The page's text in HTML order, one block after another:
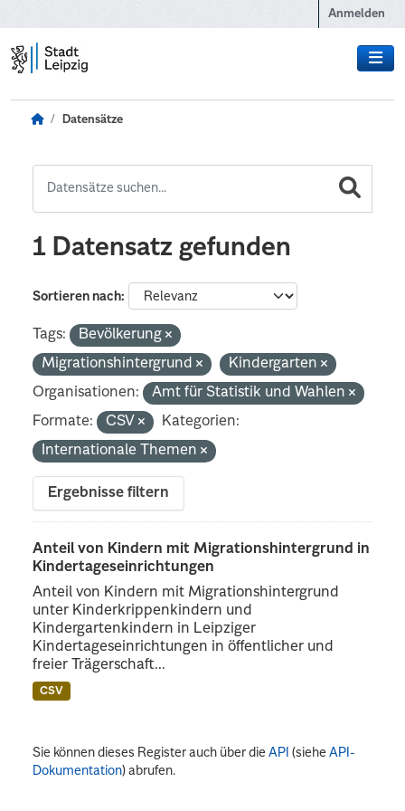
Anmelden
Datensätze
1 Datensatz gefunden
Sortieren nach
Tags:
Bevölkerung
Migrationshintergrund
Kindergarten
Organisationen:
Amt für Statistik und Wahlen
Formate:
CSV
Kategorien:
Internationale Themen
Ergebnisse filtern
Anteil von Kindern mit Migrationshintergrund in
Kindertageseinrichtungen
Anteil von Kindern mit Migrationshintergrund
unter Kinderkrippenkindern und
Kindergartenkindern in Leipziger
Kindertageseinrichtungen in öffentlicher und
freier Trägerschaft...
CSV
Sie können dieses Register auch über dieAPI (sieheAPI-
Dokumentation) abrufen.